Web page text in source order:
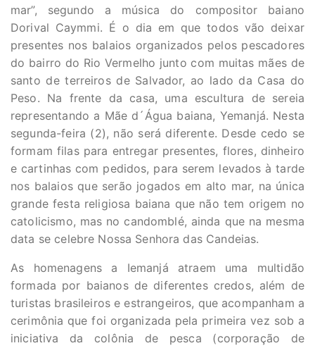
mar”, segundo a música do compositor baiano
Dorival Caymmi. É o dia em que todos vão deixar
presentes nos balaios organizados pelos pescadores
do bairro do Rio Vermelho junto com muitas mães de
santo de terreiros de Salvador, ao lado da Casa do
Peso. Na frente da casa, uma escultura de sereia
representando a Mãe d´Água baiana, Yemanjá. Nesta
segunda-feira (2), não será diferente. Desde cedo se
formam filas para entregar presentes, flores, dinheiro
e cartinhas com pedidos, para serem levados à tarde
nos balaios que serão jogados em alto mar, na única
grande festa religiosa baiana que não tem origem no
catolicismo, mas no candomblé, ainda que na mesma
data se celebre Nossa Senhora das Candeias.
As homenagens a Iemanjá atraem uma multidão
formada por baianos de diferentes credos, além de
turistas brasileiros e estrangeiros, que acompanham a
cerimônia que foi organizada pela primeira vez sob a
iniciativa da colônia de pesca (corporação de